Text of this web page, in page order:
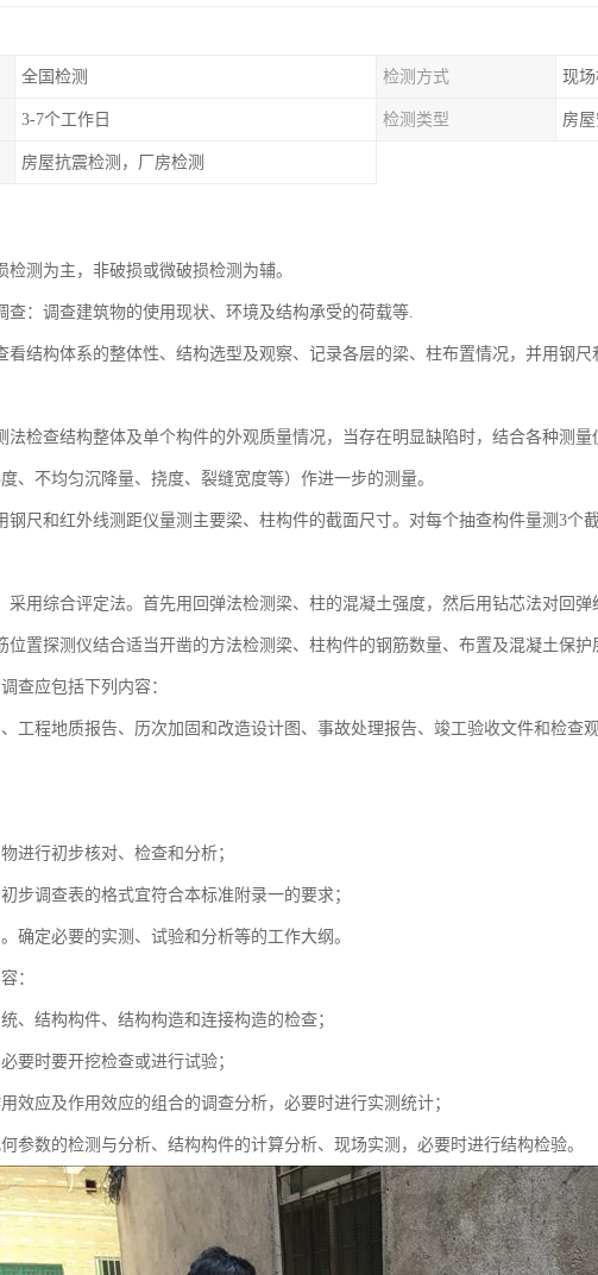
全国检测 检测方式 现场
3-7个工作日 检测类型 房
房屋抗震检测，厂房检测
检测为主，非破损或微破损检测为辅。
查：调查建筑物的使用现状、环境及结构承受的荷载等.
看结构体系的整体性、结构选型及观察、记录各层的梁、柱布置情况，并用钢
法检查结构整体及单个构件的外观质量情况，当存在明显缺陷时，结合各种测
、不均匀沉降量、挠度、裂缝宽度等）作进一步的测量。
钢尺和红外线测距仪量测主要梁、柱构件的截面尺寸。对每个抽查构件量测3个
采用综合评定法。首先用回弹法检测梁、柱的混凝土强度，然后用钻芯法对回弹
位置探测仪结合适当开凿的方法检测梁、柱构件的钢筋数量、布置及混凝土保护
查应包括下列内容：
工程地质报告、历次加固和改造设计图、事故处理报告、竣工验收文件和检查观
进行初步核对、检查和分析；
步调查表的格式宜符合本标准附录一的要求；
确定必要的实测、试验和分析等的工作大纲。
：
、结构构件、结构构造和连接构造的检查；
要时要开挖检查或进行试验；
效应及作用效应的组合的调查分析，必要时进行实测统计；
参数的检测与分析、结构构件的计算分析、现场实测，必要时进行结构检验。